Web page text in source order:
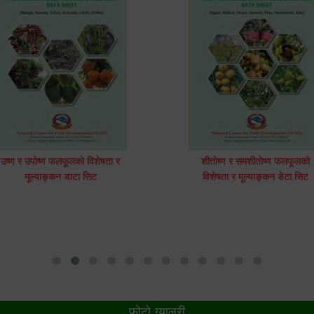
उष्ण र उपोष्ण फलफूलको विशेषता र
मूल्याङ्कन डाटा सिट
शीतोष्ण र समशीतोष्ण फलफूलको
विशेषता र मूल्याङ्कन डेटा सिट
फोटो ग्यालरी